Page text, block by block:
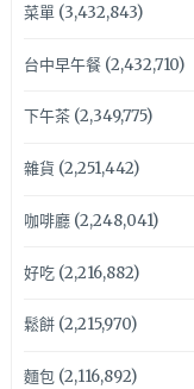
菜單(3,432,843)
台中早午餐(2,432,710)
下午茶(2,349,775)
雜貨 (2,251,442)
咖啡廳(2,248,041)
好吃(2,216,882)
鬆餅(2,215,970)
麵包(2,116,892)